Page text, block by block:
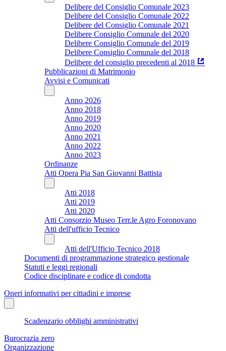
Delibere del Consiglio Comunale 2023
Delibere del Consiglio Comunale 2022
Delibere del Consiglio Comunale 2021
Delibere Consiglio Comunale del 2020
Delibere Consiglio Comunale del 2019
Delibere Consiglio Comunale del 2018
Delibere del consiglio precedenti al 2018
Pubblicazioni di Matrimonio
Avvisi e Comunicati
Anno 2026
Anno 2018
Anno 2019
Anno 2020
Anno 2021
Anno 2022
Anno 2023
Ordinanze
Atti Opera Pia San Giovanni Battista
Atti 2018
Atti 2019
Atti 2020
Atti Consorzio Museo Terr.le Agro Foronovano
Atti dell'ufficio Tecnico
Atti dell'Ufficio Tecnico 2018
Documenti di programmazione strategico gestionale
Statuti e leggi regionali
Codice disciplinare e codice di condotta
Oneri informativi per cittadini e imprese
Scadenzario obblighi amministrativi
Burocrazia zero
Organizzazione